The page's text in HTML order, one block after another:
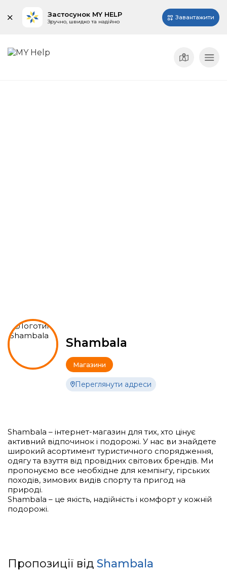
Застосунок MY HELP
Зручно, швидко та надійно
Завантажити
Shambala
Магазини
Переглянути адреси
Shambala – інтернет-магазин для тих, хто цінує
активний відпочинок і подорожі. У нас ви знайдете
широкий асортимент туристичного спорядження,
одягу та взуття від провідних світових брендів. Ми
пропонуємо все необхідне для кемпінгу, гірських
походів, зимових видів спорту та пригод на
природі.
Shambala – це якість, надійність і комфорт у кожній
подорожі.
Пропозиції від Shambala